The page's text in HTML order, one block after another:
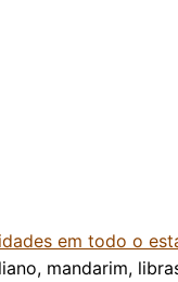
em todo o
mandarim,